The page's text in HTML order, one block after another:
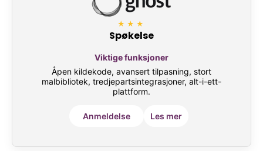
★★★
Spøkelse
Viktige funksjoner
Åpen kildekode, avansert tilpasning, stort
malbibliotek, tredjepartsintegrasjoner, alt-i-ett-
plattform.
Anmeldelse Les mer